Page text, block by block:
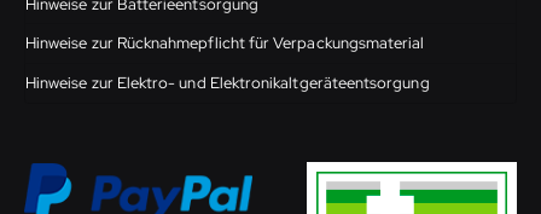
Hinweise zur Rücknahmepflicht für Verpackungsmaterial
Hinweise zur Elektro- und Elektronikaltgeräteentsorgung